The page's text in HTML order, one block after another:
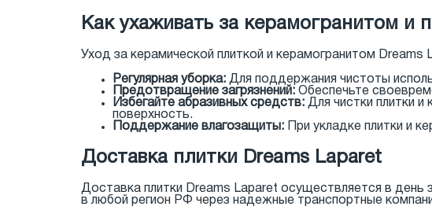
Как ухаживать за керамогранитом и
Уход за керамической плиткой и керамогранитом
Регулярная уборка: Для поддержания чистоты
Предотвращение загрязнений: Обеспечьте
Избегайте абразивных средств: Для чистки плитки
поверхность.
Поддержание влагозащиты: При укладке плитки и
Доставка плитки Dreams Laparet
Доставка плитки Dreams Laparet осуществляется в
в любой регион РФ через надежные транспортные